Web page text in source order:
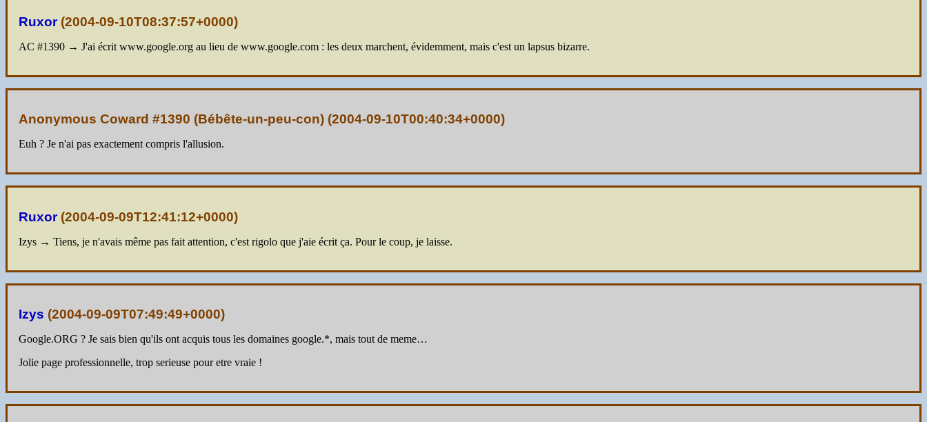
Ruxor(2004-09-10T08:37:57+0000)
AC #1390 → J'ai écrit www.google.org au lieu de www.google.com : les deux marchent, évidemment, mais c'est un lapsus bizarre.
Anonymous Coward #1390 (Bébête-un-peu-con) (2004-09-10T00:40:34+0000)
Euh ? Je n'ai pas exactement compris l'allusion.
Ruxor(2004-09-09T12:41:12+0000)
Izys → Tiens, je n'avais même pas fait attention, c'est rigolo que j'aie écrit ça. Pour le coup, je laisse.
Izys (2004-09-09T07:49:49+0000)
Google.ORG ? Je sais bien qu'ils ont acquis tous les domaines google.*, mais tout de meme…
Jolie page professionnelle, trop serieuse pour etre vraie !